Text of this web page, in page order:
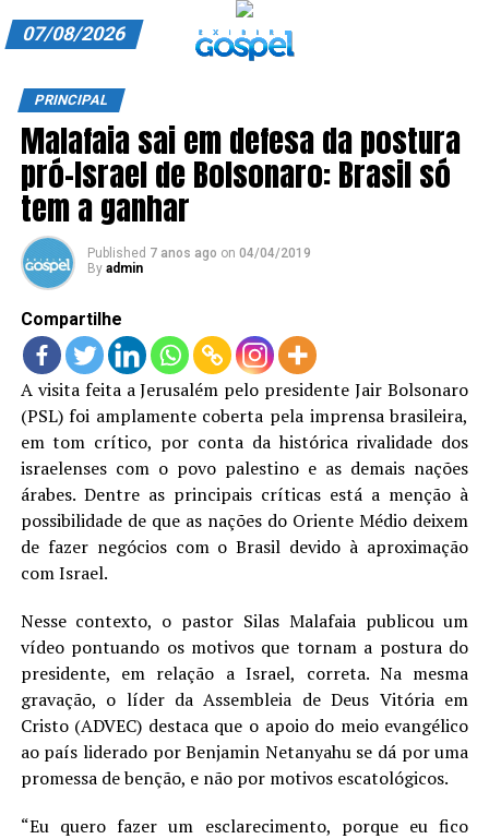
ANUNCIE CONOSCO
ASSINE
CARRINHO
EDITORIAL
ENTREVISTAS
EXPEDIENTE
FINALIZAR COMPRA
HOME
LANÇAMENTOS
07/08/2026
PRINCIPAL
Malafaia sai em defesa da postura
pró-Israel de Bolsonaro: Brasil só
tem a ganhar
Published 7 anos ago on 04/04/2019
By admin
Compartilhe
A visita feita a Jerusalém pelo presidente Jair Bolsonaro
(PSL) foi amplamente coberta pela imprensa brasileira,
em tom crítico, por conta da histórica rivalidade dos
israelenses com o povo palestino e as demais nações
árabes. Dentre as principais críticas está a menção à
possibilidade de que as nações do Oriente Médio deixem
de fazer negócios com o Brasil devido à aproximação
com Israel.
Nesse contexto, o pastor Silas Malafaia publicou um
vídeo pontuando os motivos que tornam a postura do
presidente, em relação a Israel, correta. Na mesma
gravação, o líder da Assembleia de Deus Vitória em
Cristo (ADVEC) destaca que o apoio do meio evangélico
ao país liderado por Benjamin Netanyahu se dá por uma
promessa de benção, e não por motivos escatológicos.
“Eu quero fazer um esclarecimento, porque eu fico